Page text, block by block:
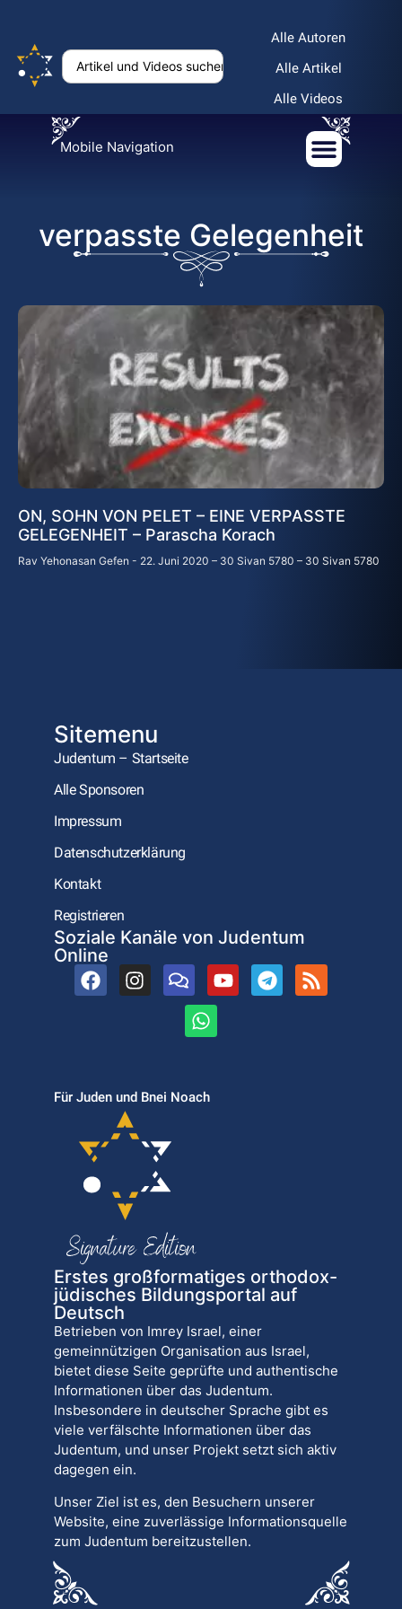
Alle Autoren
Alle Artikel
Alle Videos
Mobile Navigation
verpasste Gelegenheit
ON, SOHN VON PELET – EINE VERPASSTE
GELEGENHEIT – Parascha Korach
Rav Yehonasan Gefen 22. Juni 2020 – 30 Sivan 5780 – 30 Sivan 5780
Sitemenu
Judentum – Startseite
Alle Sponsoren
Impressum
Datenschutzerklärung
Kontakt
Registrieren
Soziale Kanäle von Judentum
Online
Für Juden und Bnei Noach
Erstes großformatiges orthodox-
jüdisches Bildungsportal auf
Deutsch
Betrieben von Imrey Israel, einer
gemeinnützigen Organisation aus Israel,
bietet diese Seite geprüfte und authentische
Informationen über das Judentum.
Insbesondere in deutscher Sprache gibt es
viele verfälschte Informationen über das
Judentum, und unser Projekt setzt sich aktiv
dagegen ein.
Unser Ziel ist es, den Besuchern unserer
Website, eine zuverlässige Informationsquelle
zum Judentum bereitzustellen.